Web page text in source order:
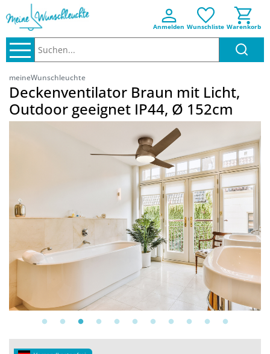
Anmelden Wunschliste Warenkorb
meineWunschleuchte
Deckenventilator Braun mit Licht,
Outdoor geeignet IP44, Ø 152cm